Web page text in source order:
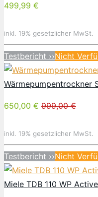
499,99 €
inkl. 19% gesetzlicher MwSt.
Testbericht ››Nicht
Wärmepumpentrockner
650,00 € 999,00 €
inkl. 19% gesetzlicher MwSt.
Testbericht ››Nicht
Miele TDB 110 WP